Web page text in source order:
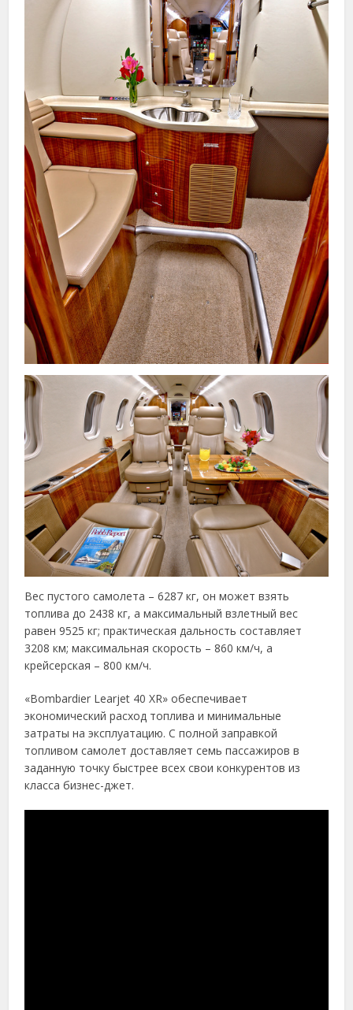
Вес пустого самолета – 6287 кг, он может взять
топлива до 2438 кг, а максимальный взлетный вес
равен 9525 кг; практическая дальность составляет
3208 км; максимальная скорость – 860 км/ч, а
крейсерская – 800 км/ч.
«Bombardier Learjet 40 XR» обеспечивает
экономический расход топлива и минимальные
затраты на эксплуатацию. С полной заправкой
топливом самолет доставляет семь пассажиров в
заданную точку быстрее всех свои конкурентов из
класса бизнес-джет.